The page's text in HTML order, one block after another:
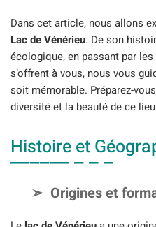
Dans cet article, nous allons
Lac de Vénérieu. De son
écologique, en passant par
s’offrent à vous, nous vous
soit mémorable. Préparez-
diversité et la beauté de ce
Histoire et
Origines et